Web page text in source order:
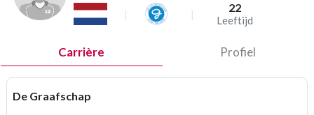
22
Leeftijd
Carrière Profiel
De Graafschap